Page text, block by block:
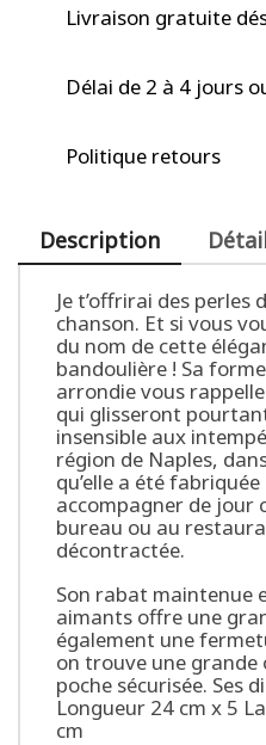
Livraison gratuite
Délai de 2 à 4 jours
Politique retours
Description
Je t’offrirai des perles
chanson. Et si vous
du nom de cette
bandoulière ! Sa
arrondie vous
qui glisseront
insensible aux
région de Naples,
qu’elle a été
accompagner de jour
bureau ou au
décontractée.
Son rabat maintenue
aimants offre une
également une
on trouve une grande
poche sécurisée. Ses
Longueur 24 cm x 5
cm